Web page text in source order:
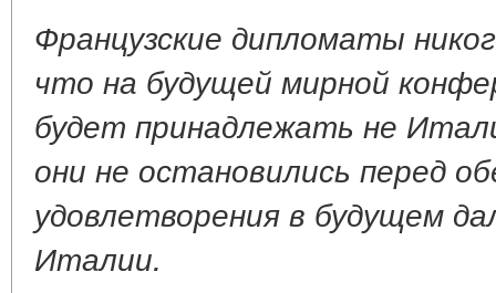
Французские дипломаты
что на будущей мирной
будет принадлежать не
они не остановились перед
удовлетворения в будущем
Италии.